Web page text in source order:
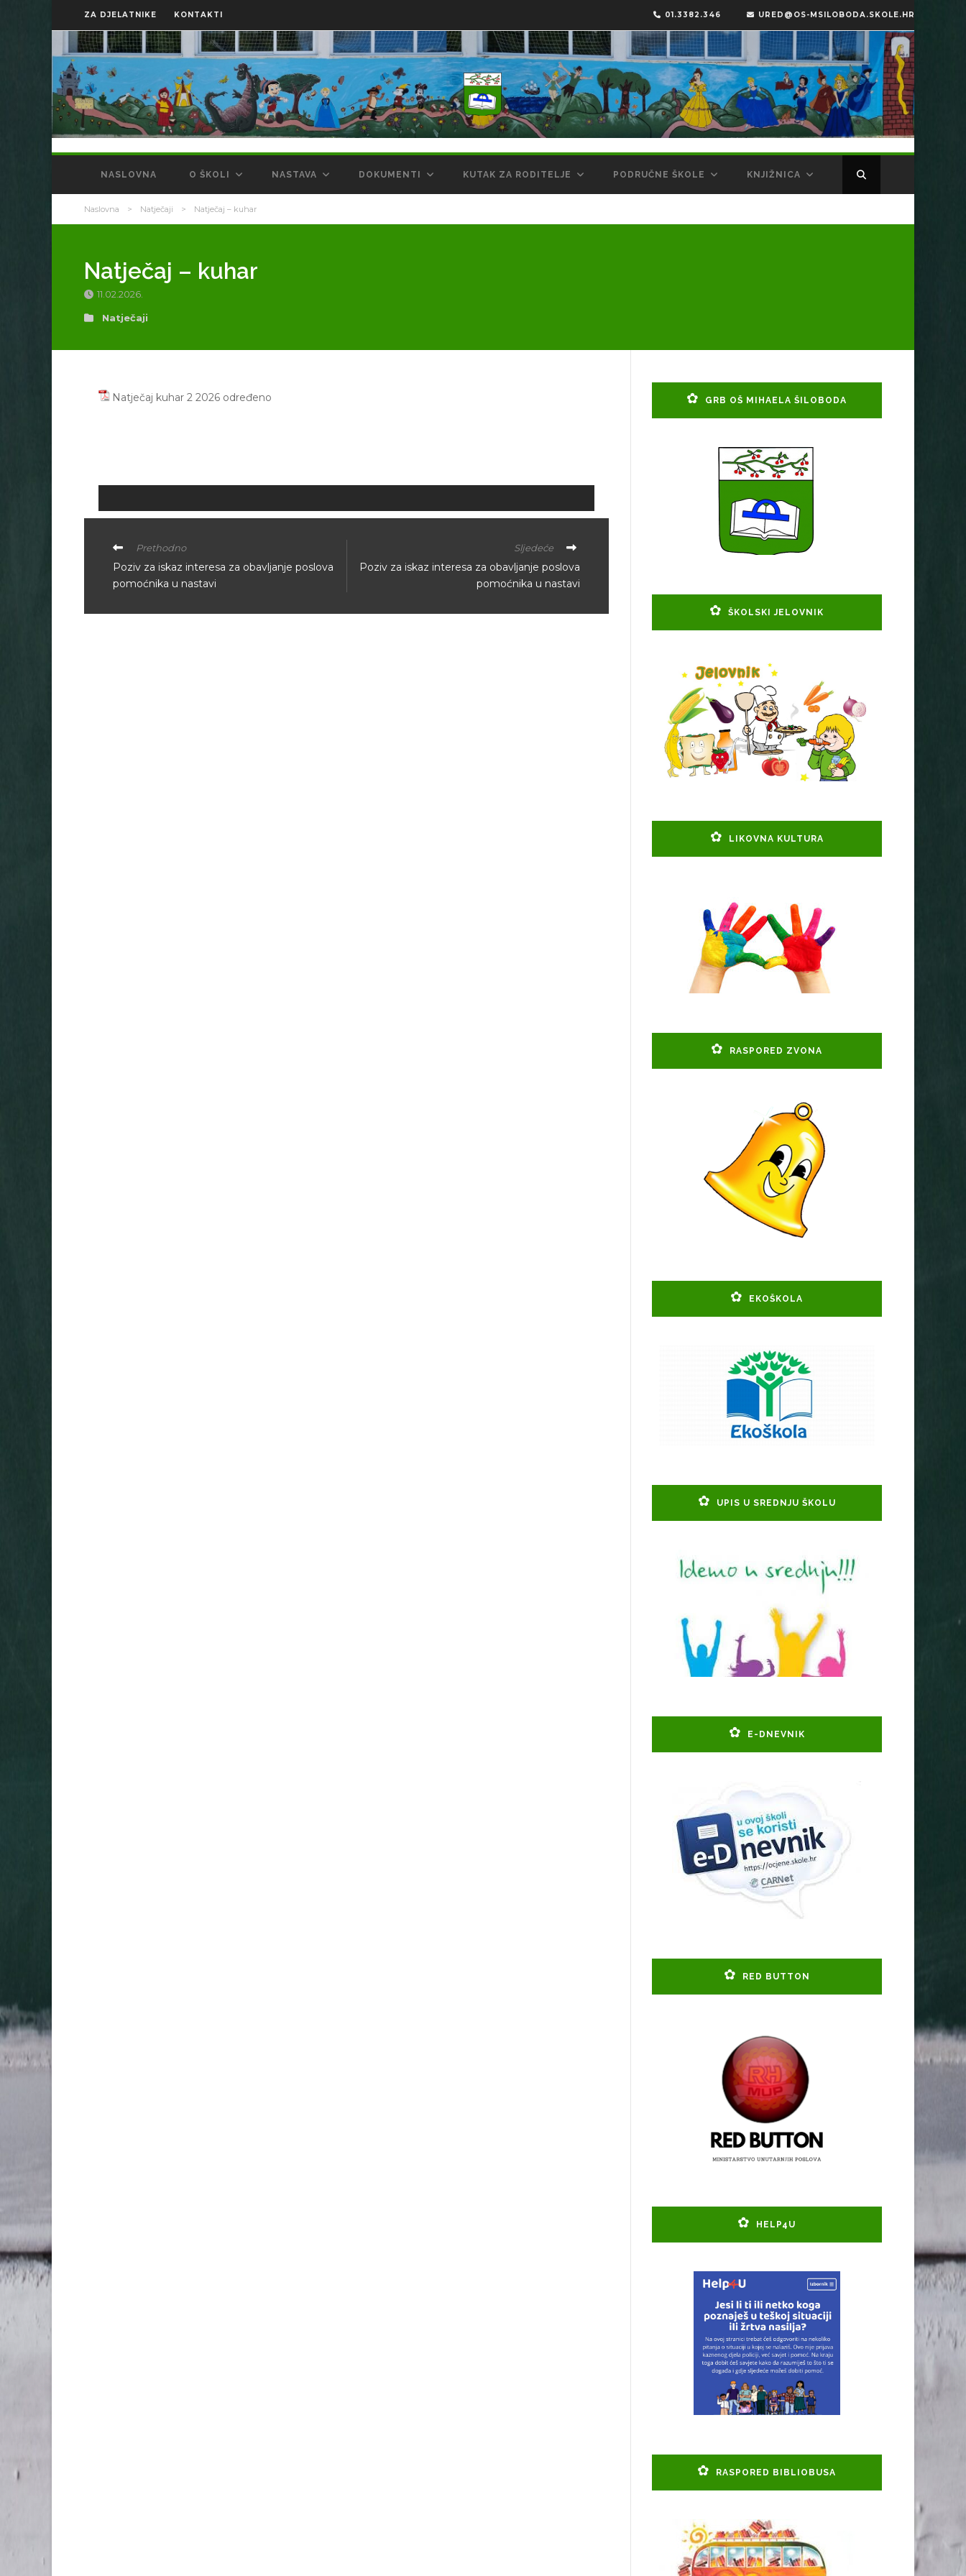
ZA DJELATNIKE KONTAKTI 01.3382.346 URED@OS-MSILOBODA.SKOLE.HR
NASLOVNA O ŠKOLI NASTAVA DOKUMENTI KUTAK ZA RODITELJE PODRUČNE ŠKOLE KNJIŽNICA
Naslovna > Natječaji > Natječaj – kuhar
Natječaj – kuhar
11.02.2026.
Natječaji
Natječaj kuhar 2 2026 određeno
Prethodno
Poziv za iskaz interesa za obavljanje poslova
pomoćnika u nastavi
Sljedeće
Poziv za iskaz interesa za obavljanje poslova
pomoćnika u nastavi
GRB OŠ MIHAELA ŠILOBODA
ŠKOLSKI JELOVNIK
LIKOVNA KULTURA
RASPORED ZVONA
EKOŠKOLA
UPIS U SREDNJU ŠKOLU
E-DNEVNIK
RED BUTTON
HELP4U
RASPORED BIBLIOBUSA